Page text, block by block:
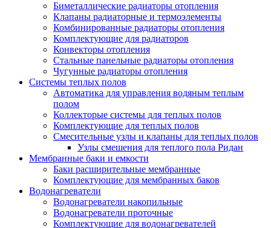
Биметаллические радиаторы отопления
Клапаны радиаторные и термоэлементы
Комбинированные радиаторы отопления
Комплектующие для радиаторов
Конвекторы отопления
Стальные панельные радиаторы отопления
Чугунные радиаторы отопления
Системы теплых полов
Автоматика для управления водяным теплым
полом
Коллекторые системы для теплых полов
Комплектующие для теплых полов
Смесительные узлы и клапаны для теплых полов
Узлы смешения для теплого пола Ридан
Мембранные баки и емкости
Баки расширительные мембранные
Комплектующие для мембранных баков
Водонагреватели
Водонагреватели накопильные
Водонагреватели проточные
Комплектующие для водонагревателей